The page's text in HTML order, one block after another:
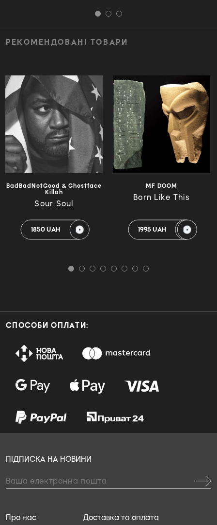
РЕКОМЕНДОВАНІ ТОВАРИ
BadBadNotGood & Ghostface
Killah
Sour Soul
1850 UAH
MF DOOM
Born Like This
1995 UAH
СПОСОБИ ОПЛАТИ:
Доставка та оплата
Про нас
ПІДПИСКА НА НОВИНИ